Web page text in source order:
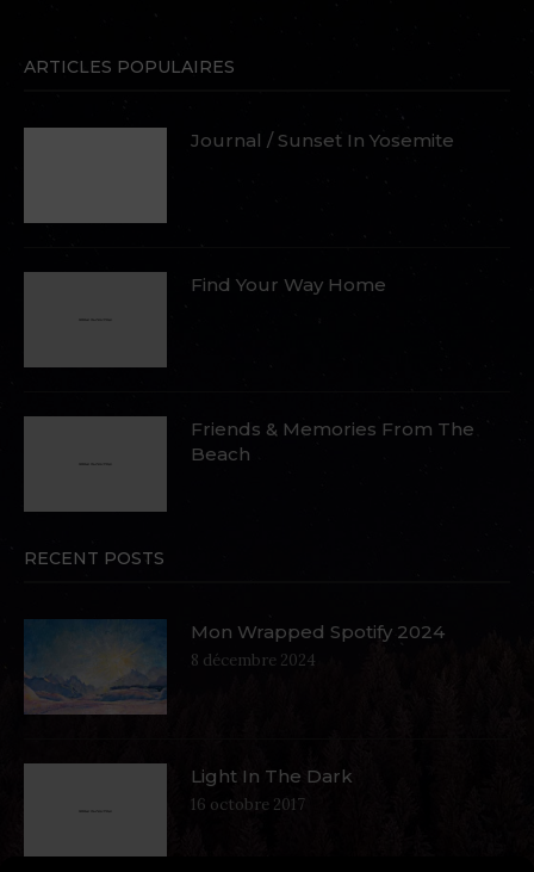
ARTICLES POPULAIRES
Journal / Sunset In Yosemite
Find Your Way Home
Friends & Memories From The
Beach
RECENT POSTS
Mon Wrapped Spotify 2024
8 décembre 2024
Light In The Dark
16 octobre 2017